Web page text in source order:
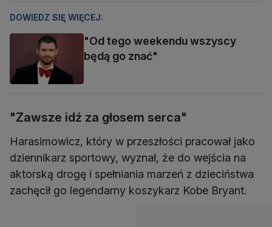
DOWIEDZ SIĘ WIĘCEJ:
"Od tego weekendu wszyscy
będą go znać"
"Zawsze idź za głosem serca"
Harasimowicz, który w przeszłości pracował jako
dziennikarz sportowy, wyznał, że do wejścia na
aktorską drogę i spełniania marzeń z dzieciństwa
zachęcił go legendarny koszykarz Kobe Bryant.